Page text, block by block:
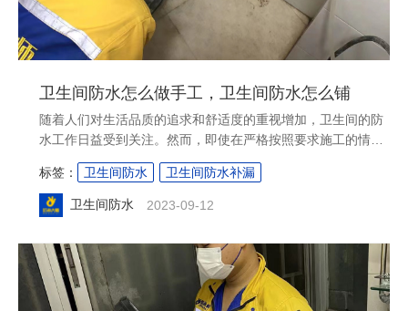
卫生间防水怎么做手工，卫生间防水怎么铺
随着人们对生活品质的追求和舒适度的重视增加，卫生间的防
水工作日益受到关注。然而，即使在严格按照要求施工的情况
下，仍然存在一些漏水和起泡的问题。那么，当我们遇到这些
问题时，该如何补救漏水，以及如何正确处理起泡呢？本文将
为您详细介绍。....
标签： 卫生间防水 卫生间防水补漏
卫生间防水 2023-09-12